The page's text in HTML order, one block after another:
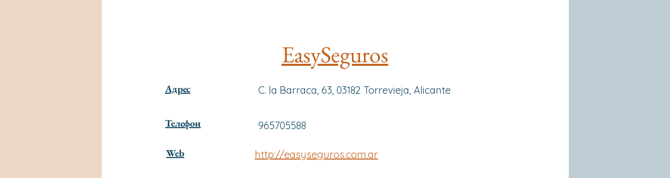
EasySeguros
Адрес
Телефон
Web
C. la Barraca, 63, 03182 Torrevieja, Alicante
965705588
http://easyseguros.com.ar